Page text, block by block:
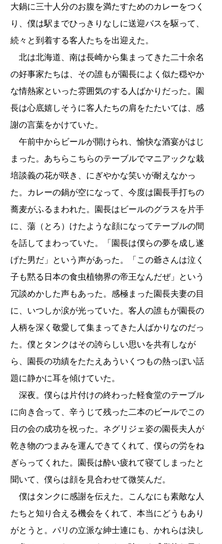
大鍋に三十人分のお腹を満たすためのカレーをつく
り、僕は駅までひっきりなしに送迎バスを駆って、
続々と到着する客人たちを出迎えた。
北は北海道、南は長崎から集まってきた二十余名
の好事家たちは、その誰もが園長によく似た穏やか
な情熱家といった雰囲気のする人ばかりだった。園
長は心底嬉しそうに客人たちの肩をたたいては、感
謝の言葉をかけていた。
午前中からビールが開けられ、愉快な酒宴がはじ
まった。あちらこちらのテーブルでマニアックな栽
培談義の花が咲き、にぎやかな笑いが耐えなかっ
た。カレーの鍋が空になって、今度は園長手打ちの
蕎麦がふるまわれた。園長はビールのグラスを片手
に、蕩（とろ）けたような顔になってテーブルの間
を話してまわっていた。「園長は僕らの夢を成し遂
げた男だ」という声があった。「この爺さんは泣く
子も黙る日本の食虫植物界の帝王なんだぜ」という
冗談めかした声もあった。感極まった園長夫妻の目
に、いつしか涙が光っていた。客人の誰もが園長の
人柄を深く敬愛して集まってきた人ばかりなのだっ
た。僕とタンクはその誇らしい思いを共有しなが
ら、園長の功績をたたえあういくつもの熱っぽい話
題に静かに耳を傾けていた。
深夜。僕らは片付けの終わった軽食堂のテーブル
に向き合って、辛うじて残った二本のビールでこの
日の会の成功を祝った。ネグリジェ姿の園長夫人が
乾き物のつまみを運んできてくれて、僕らの労をね
ぎらってくれた。園長は酔い疲れて寝てしまったと
聞いて、僕らは顔を見合わせて微笑んだ。
僕はタンクに感謝を伝えた。こんなにも素敵な人
たちと知り合える機会をくれて、本当にどうもあり
がとうと。パリの立派な紳士連にも、かれらは決し